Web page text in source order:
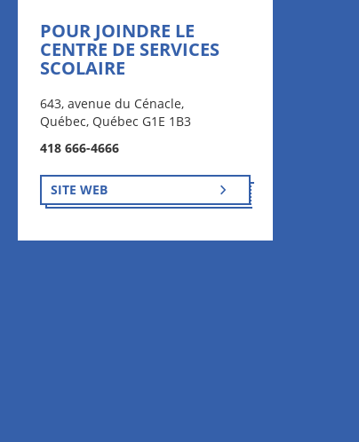
POUR JOINDRE LE
CENTRE DE SERVICES
SCOLAIRE
643, avenue du Cénacle,
Québec, Québec G1E 1B3
418 666-4666
SITE WEB